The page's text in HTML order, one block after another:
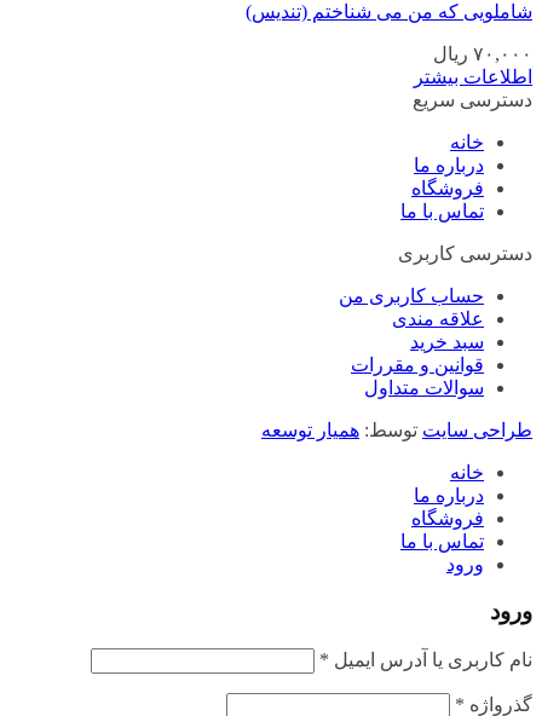
شاملویی که من می شناختم (تندیس)
۷۰,۰۰۰ ریال
اطلاعات بیشتر
دسترسی سریع
خانه
درباره ما
فروشگاه
تماس با ما
دسترسی کاربری
حساب کاربری من
علاقه مندی
سبد خرید
قوانین و مقررات
سوالات متداول
طراحی سایت توسط: همیار توسعه
خانه
درباره ما
فروشگاه
تماس با ما
ورود
ورود
نام کاربری یا آدرس ایمیل *
گذرواژه *